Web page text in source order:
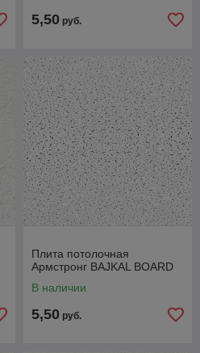
5,50 руб.
Плита потолочная
Армстронг BAJKAL BOARD
В наличии
5,50 руб.